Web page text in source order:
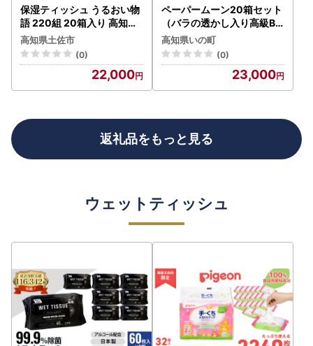
保湿ティッシュ うるおい物
語 220組 20箱入り 高知県
土佐市 【ハヤシ商事株式会
社】 [BQAD012]
高知県土佐市
(0)
22,000
ペーパームーン20箱セット
（バラの透かし入り高級BO
Xティッシュ）
高知県いの町
(0)
23,000
返礼品をもっと見る
ウェットティッシュ